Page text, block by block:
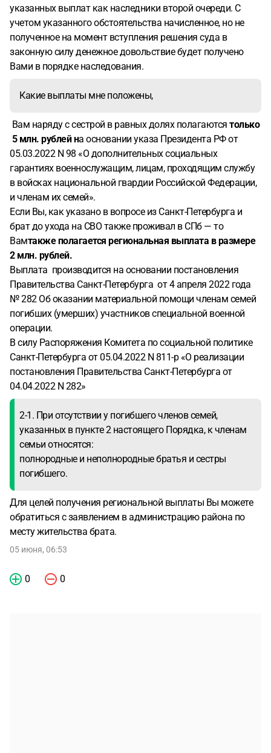
указанных выплат как наследники второй очереди. С
учетом указанного обстоятельства начисленное, но не
полученное на момент вступления решения суда в
законную силу денежное довольствие будет получено
Вами в порядке наследования.
Какие выплаты мне положены,
Вам наряду с сестрой в равных долях полагаются только
5 млн. рублей на основании указа Президента РФ от
05.03.2022 N 98 «О дополнительных социальных
гарантиях военнослужащим, лицам, проходящим службу
в войсках национальной гвардии Российской Федерации,
и членам их семей».
Если Вы, как указано в вопросе из Санкт-Петербурга и
брат до ухода на СВО также проживал в СПб — то
Вамтакже полагается региональная выплата в размере
2 млн. рублей.
Выплата производится на основании постановления
Правительства Санкт-Петербурга от 4 апреля 2022 года
№ 282 Об оказании материальной помощи членам семей
погибших (умерших) участников специальной военной
операции.
В силу Распоряжения Комитета по социальной политике
Санкт-Петербурга от 05.04.2022 N 811-р «О реализации
постановления Правительства Санкт-Петербурга от
04.04.2022 N 282»
2-1. При отсутствии у погибшего членов семей,
указанных в пункте 2 настоящего Порядка, к членам
семьи относятся:
полнородные и неполнородные братья и сестры
погибшего.
Для целей получения региональной выплаты Вы можете
обратиться с заявлением в администрацию района по
месту жительства брата.
05 июня, 06:53
0 0